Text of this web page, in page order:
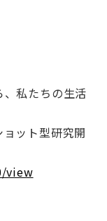
、私たちの生活
ット型研究開
view